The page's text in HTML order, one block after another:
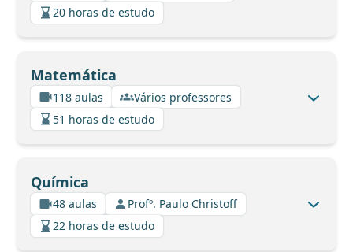
20 horas de estudo
Matemática
118 aulas
Vários professores
51 horas de estudo
Química
48 aulas
Profº. Paulo Christoff
22 horas de estudo